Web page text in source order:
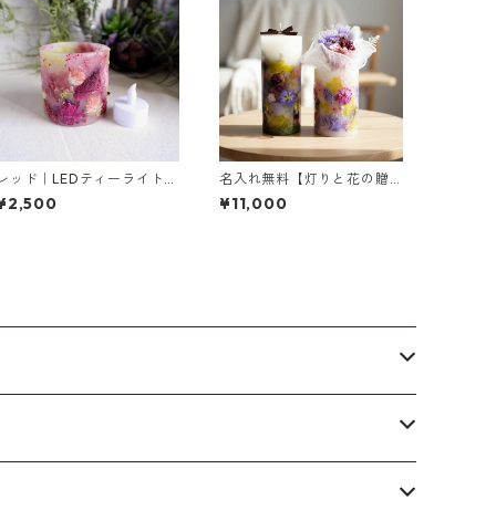
ッド｜LEDティーライト専
ボタニカルキャンドルホ
ダー
名入れ無料【灯りと花の贈
りもの】 ラベンダー ｜ボタ
ニカルキャンドルL＆キャン
¥11,000